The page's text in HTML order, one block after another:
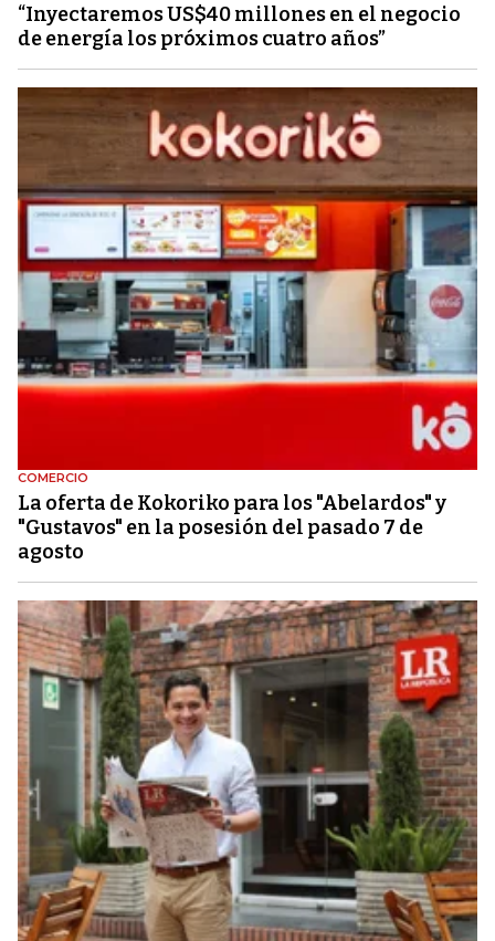
“Inyectaremos US$40 millones en el negocio
de energía los próximos cuatro años”
COMERCIO
La oferta de Kokoriko para los "Abelardos" y
"Gustavos" en la posesión del pasado 7 de
agosto